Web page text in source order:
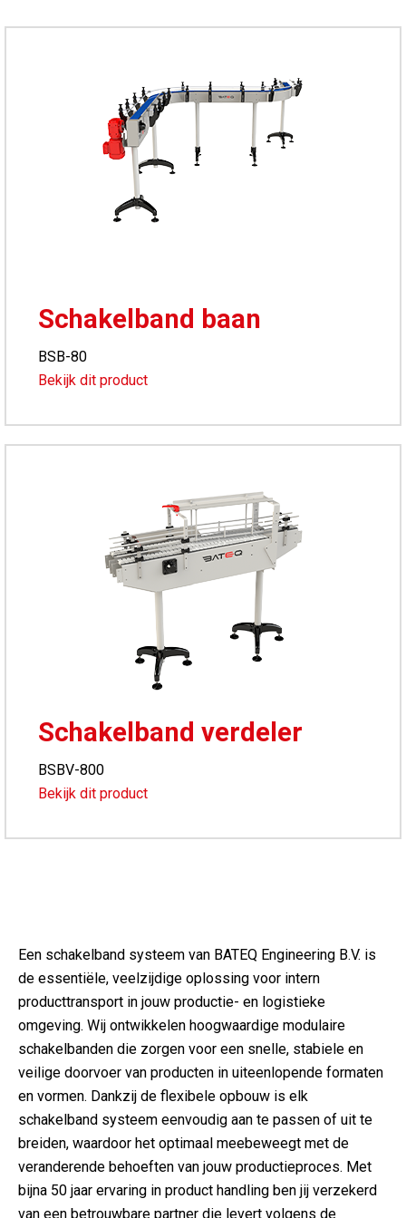
Schakelband baan
BSB-80
Bekijk dit product
Schakelband verdeler
BSBV-800
Bekijk dit product
Een schakelband systeem van BATEQ Engineering B.V. is
de essentiële, veelzijdige oplossing voor intern
producttransport in jouw productie- en logistieke
omgeving. Wij ontwikkelen hoogwaardige modulaire
schakelbanden die zorgen voor een snelle, stabiele en
veilige doorvoer van producten in uiteenlopende formaten
en vormen. Dankzij de flexibele opbouw is elk
schakelband systeem eenvoudig aan te passen of uit te
breiden, waardoor het optimaal meebeweegt met de
veranderende behoeften van jouw productieproces. Met
bijna 50 jaar ervaring in product handling ben jij verzekerd
van een betrouwbare partner die levert volgens de